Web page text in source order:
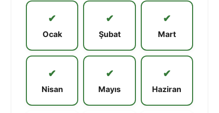
✔
Ocak
✔
Şubat
✔
Mart
✔
Nisan
✔
Mayıs
✔
Haziran